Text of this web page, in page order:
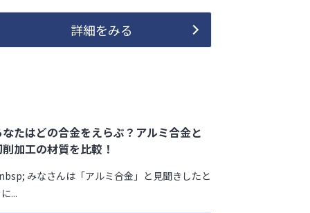
詳細をみる
たはどの合金をえらぶ？アルミ合金と
加工の材質を比較！
みなさんは「アルミ合金」と見聞きしたと
...